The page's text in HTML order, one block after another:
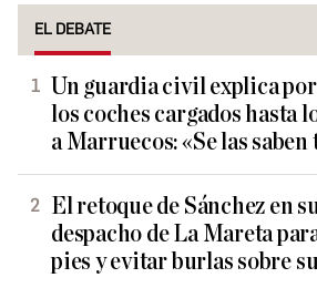
EL DEBATE
Un guardia civil explica
los coches cargados hasta
a Marruecos: «Se las saben
El retoque de Sánchez en
despacho de La Mareta
pies y evitar burlas sobre